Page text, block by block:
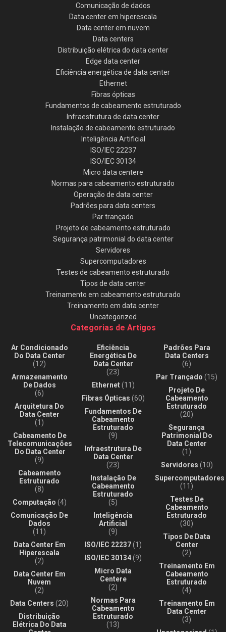
Comunicação de dados
Data center em hiperescala
Data center em nuvem
Data centers
Distribuição elétrica do data center
Edge data center
Eficiência energética de data center
Ethernet
Fibras ópticas
Fundamentos de cabeamento estruturado
Infraestrutura de data center
Instalação de cabeamento estruturado
Inteligência Artificial
ISO/IEC 22237
ISO/IEC 30134
Micro data centere
Normas para cabeamento estruturado
Operação de data center
Padrões para data centers
Par trançado
Projeto de cabeamento estruturado
Segurança patrimonial do data center
Servidores
Supercomputadores
Testes de cabeamento estruturado
Tipos de data center
Treinamento em cabeamento estruturado
Treinamento em data center
Uncategorized
Categorias de Artigos
Ar Condicionado
Do Data Center
(12)
Armazenamento
De Dados
(6)
Arquitetura Do
Data Center
(1)
Cabeamento De
Telecomunicações
Do Data Center
(9)
Cabeamento
Estruturado
(8)
Computação (4)
Comunicação De
Dados
(11)
Data Center Em
Hiperescala
(2)
Data Center Em
Nuvem
(2)
Data Centers (20)
Distribuição
Elétrica Do Data
Eficiência
Energética De
Data Center
(23)
Ethernet(11)
Fibras Ópticas (60)
Fundamentos De
Cabeamento
Estruturado
(9)
Infraestrutura De
Data Center
(23)
Instalação De
Cabeamento
Estruturado
(5)
Inteligência
Artificial
(9)
ISO/IEC 22237(1)
ISO/IEC 30134(9)
Micro Data
Centere
(2)
Normas Para
Cabeamento
Estruturado
(13)
Padrões Para
Data Centers
(6)
Par Trançado (15)
Projeto De
Cabeamento
Estruturado
(20)
Segurança
Patrimonial Do
Data Center
(1)
Servidores (10)
Supercomputadores
(11)
Testes De
Cabeamento
Estruturado
(30)
Tipos De Data
Center
(2)
Treinamento Em
Cabeamento
Estruturado
(4)
Treinamento Em
Data Center
(3)